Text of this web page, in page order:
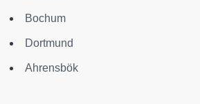
Bochum
Dortmund
Ahrensbök